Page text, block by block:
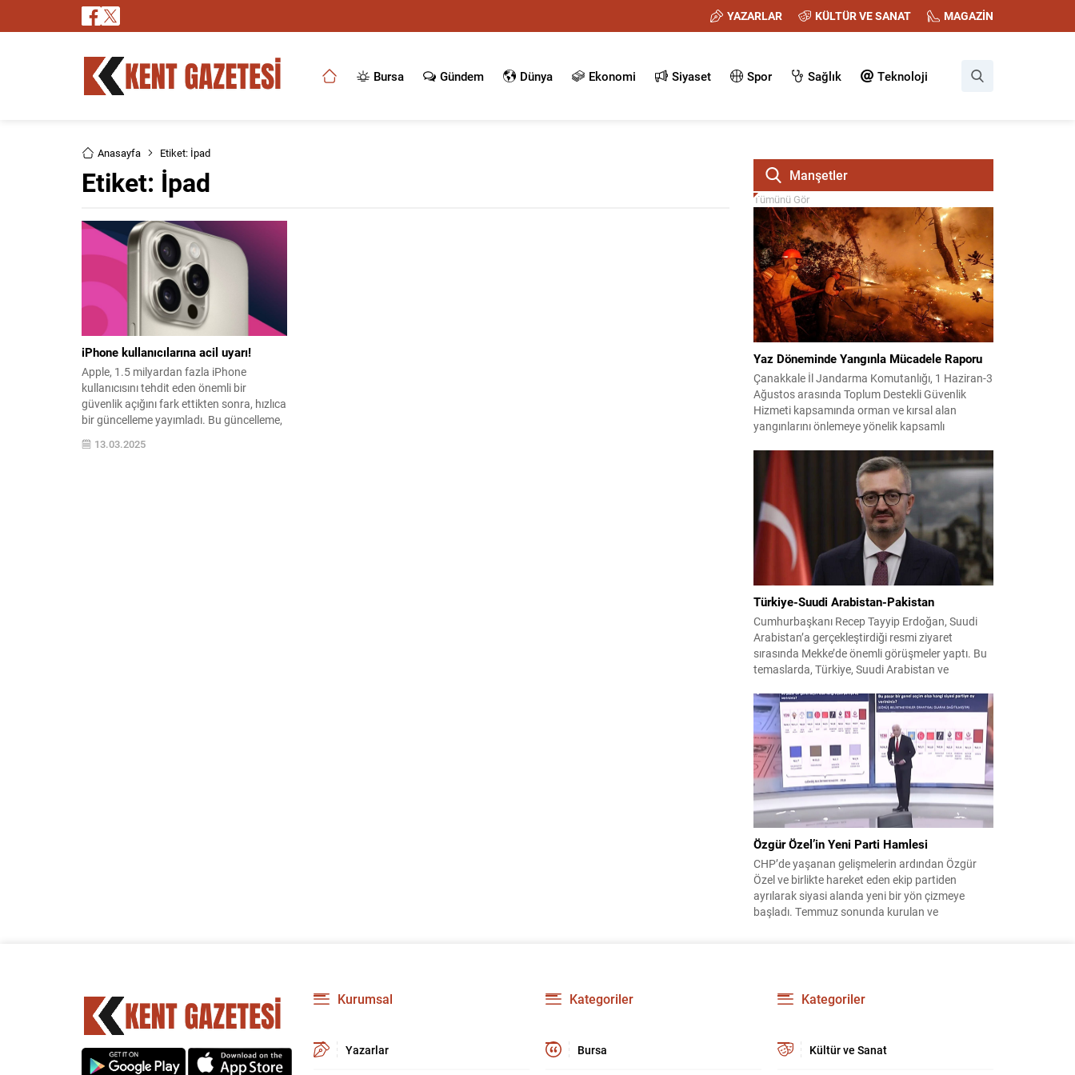
YAZARLAR KÜLTÜR VE SANAT MAGAZİN
Bursa Gündem Dünya Ekonomi Siyaset Spor Sağlık Teknoloji
Anasayfa Etiket: İpad
Etiket: İpad
iPhone kullanıcılarına acil uyarı!
Apple, 1.5 milyardan fazla iPhone
kullanıcısını tehdit eden önemli bir
güvenlik açığını fark ettikten sonra, hızlıca
bir güncelleme yayımladı. Bu güncelleme,
kritik bir sıfırıncı gün açığından
yararlanan karmaşık siber saldırılara
13.03.2025
Manşetler
Tümünü Gör
Yaz Döneminde Yangınla Mücadele Raporu
Çanakkale İl Jandarma Komutanlığı, 1 Haziran-3
Ağustos arasında Toplum Destekli Güvenlik
Hizmeti kapsamında orman ve kırsal alan
yangınlarını önlemeye yönelik kapsamlı
görev yapan 178 tim ve 742 personel, sahada
aktif olarak halkı bilinçlendirdi ve denetim
faaliyetleri gerçekleştirdi. Faaliyetler esnasında
bin 315 biçerdöver ve balya...
Türkiye-Suudi Arabistan-Pakistan
Cumhurbaşkanı Recep Tayyip Erdoğan, Suudi
Arabistan’a gerçekleştirdiği resmi ziyaret
sırasında Mekke’de önemli görüşmeler yaptı. Bu
temaslarda, Türkiye, Suudi Arabistan ve
birliği çerçevesi oluşturuldu. Ziyaretin en somut
çıktısı, üç ülkenin imza attığı Mekke Ortak
Savunma Anlaşması oldu. Anlaşma; ortak
güvenlik yaklaşımıyla bölgesel barış, istikrar...
Özgür Özel’in Yeni Parti Hamlesi
CHP’de yaşanan gelişmelerin ardından Özgür
Özel ve birlikte hareket eden ekip partiden
ayrılarak siyasi alanda yeni bir yön çizmeye
başladı. Temmuz sonunda kurulan ve
bulduğu iddiaları gündemi...
Kurumsal
Yazarlar
Kategoriler
Bursa
Kategoriler
Kültür ve Sanat